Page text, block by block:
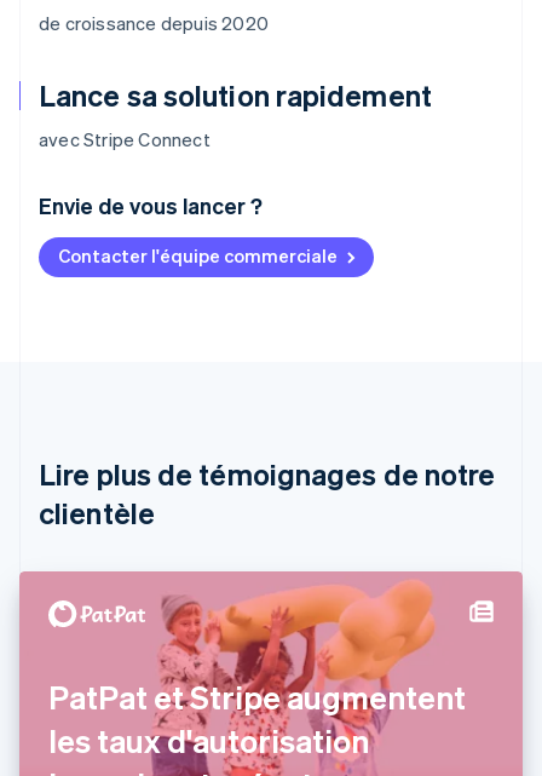
de croissance depuis 2020
Lance sa solution rapidement
avec Stripe Connect
Envie de vous lancer ?
Contacter l'équipe commerciale
Lire plus de témoignages de notre
clientèle
PatPat et Stripe augmentent
les taux d'autorisation
Allemagne
Brésil
PortuguêsEnglish
Bulgarie
Chine continentale
English
Croatie
English Italiano
Danemark